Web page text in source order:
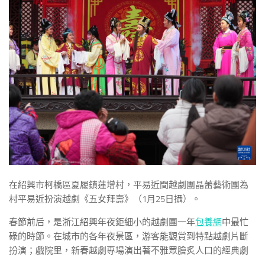
在紹興市柯橋區夏履鎮蓮增村，平易近間越劇團晶蕾藝術團為
村平易近扮演越劇《五女拜壽》（1月25日攝）。
春節前后，是浙江紹興年夜鉅細小的越劇團一年包養網中最忙
碌的時節。在城市的各年夜景區，游客能觀賞到特點越劇片斷
扮演；戲院里，新春越劇專場演出著不雅眾膾炙人口的經典劇